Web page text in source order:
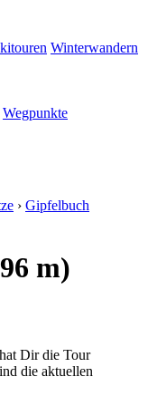
Winterwandern
Wegpunkte
› Gipfelbuch
m)
Dir die Tour
die aktuellen